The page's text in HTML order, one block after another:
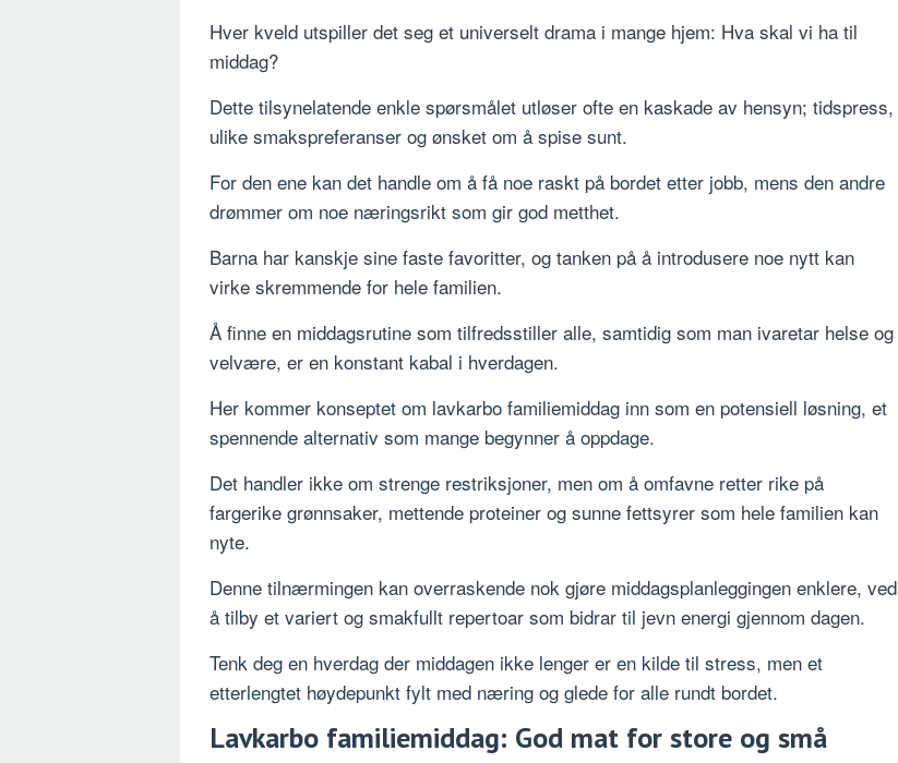
Hver kveld utspiller det seg et universelt drama i mange hjem: Hva skal vi ha til
middag?
Dette tilsynelatende enkle spørsmålet utløser ofte en kaskade av hensyn; tidspress,
ulike smakspreferanser og ønsket om å spise sunt.
For den ene kan det handle om å få noe raskt på bordet etter jobb, mens den andre
drømmer om noe næringsrikt som gir god metthet.
Barna har kanskje sine faste favoritter, og tanken på å introdusere noe nytt kan
virke skremmende for hele familien.
Å finne en middagsrutine som tilfredsstiller alle, samtidig som man ivaretar helse og
velvære, er en konstant kabal i hverdagen.
Her kommer konseptet om lavkarbo familiemiddag inn som en potensiell løsning, et
spennende alternativ som mange begynner å oppdage.
Det handler ikke om strenge restriksjoner, men om å omfavne retter rike på
fargerike grønnsaker, mettende proteiner og sunne fettsyrer som hele familien kan
nyte.
Denne tilnærmingen kan overraskende nok gjøre middagsplanleggingen enklere, ved
å tilby et variert og smakfullt repertoar som bidrar til jevn energi gjennom dagen.
Tenk deg en hverdag der middagen ikke lenger er en kilde til stress, men et
etterlengtet høydepunkt fylt med næring og glede for alle rundt bordet.
Lavkarbo familiemiddag: God mat for store og små